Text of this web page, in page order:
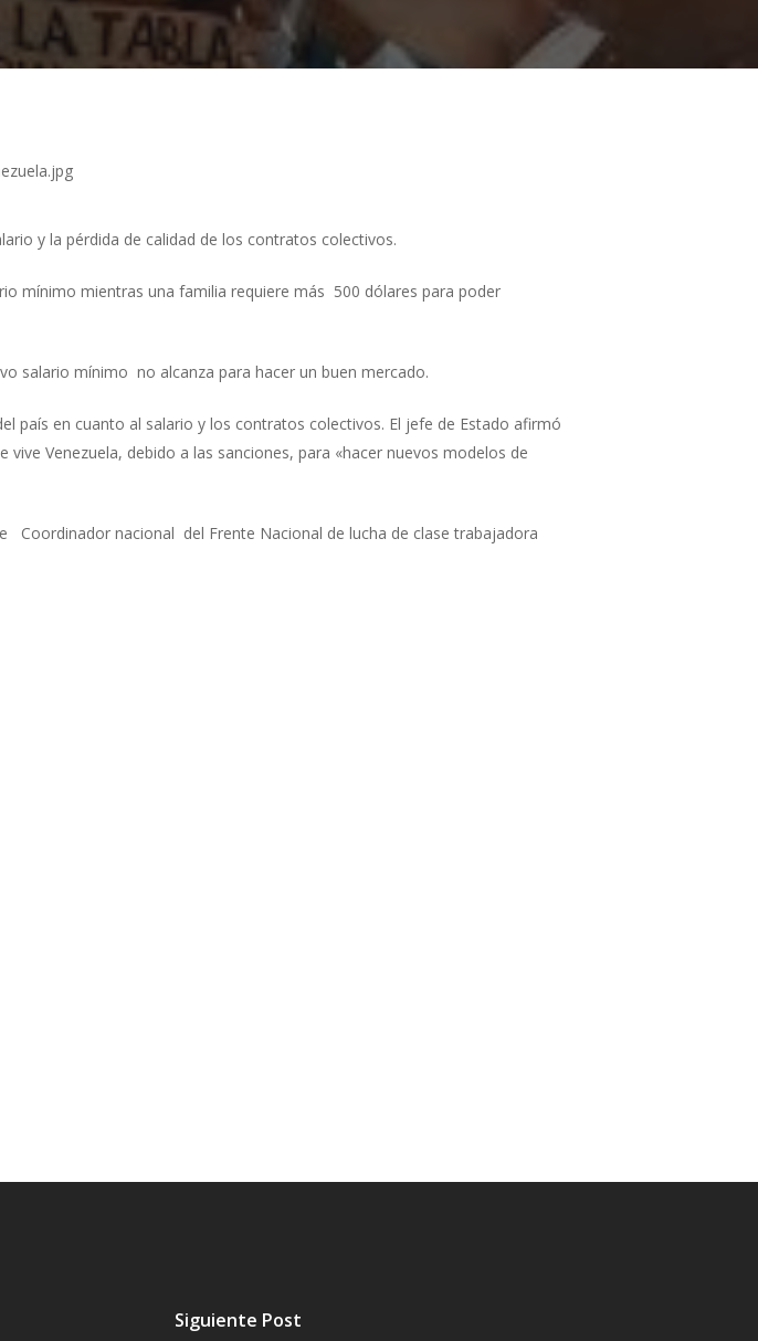
y la pérdida de calidad de los contratos colectivos.
mínimo mientras una familia requiere más 500 dólares para poder
salario mínimo no alcanza para hacer un buen mercado.
país en cuanto al salario y los contratos colectivos. El jefe de Estado afirmó
Venezuela, debido a las sanciones, para «hacer nuevos modelos de
Coordinador nacional del Frente Nacional de lucha de clase trabajadora
Siguiente Post